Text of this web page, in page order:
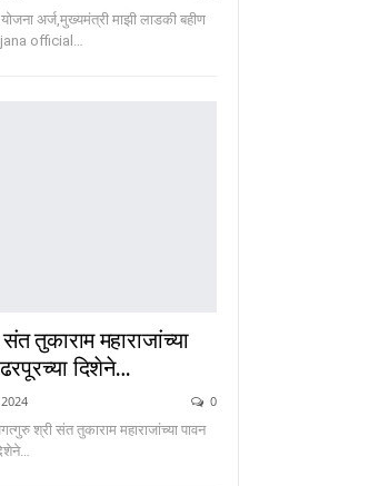
अर्ज,मुख्यमंत्री माझी लाडकी बहीण
official…
तुकाराम महाराजांच्या
दिशेने…
0
श्री संत तुकाराम महाराजांच्या पावन
…